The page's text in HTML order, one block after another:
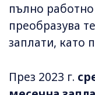
пълно
преобразува
заплати, като
През 2023 г.